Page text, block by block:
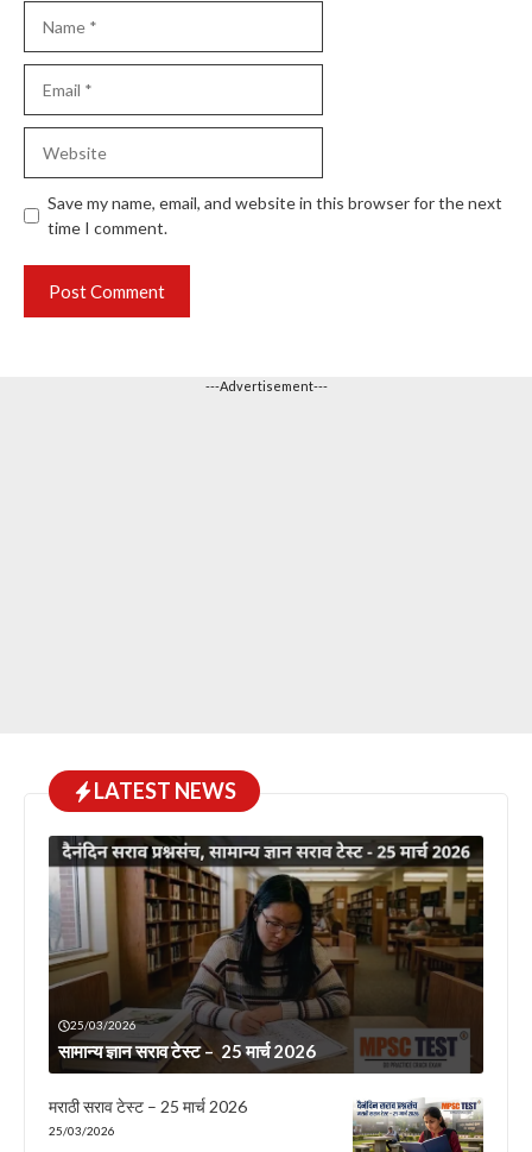
Save my name, email, and website in this browser for the next
time I comment.
---Advertisement---
LATEST NEWS
25/03/2026
सामान्य ज्ञान सराव टेस्ट – 25 मार्च 2026
मराठी सराव टेस्ट – 25 मार्च 2026
25/03/2026